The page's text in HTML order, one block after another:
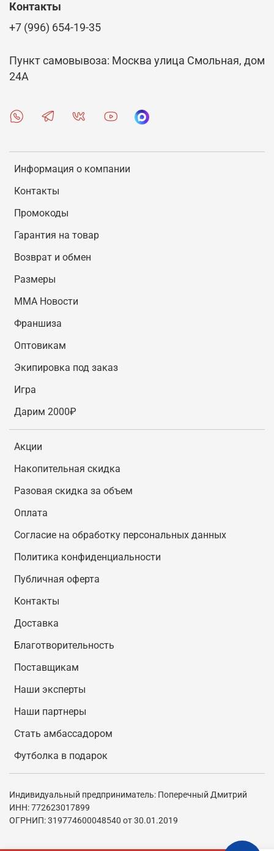
Информация о компании
Контакты
Промокоды
Гарантия на товар
Возврат и обмен
Размеры
MMA Новости
Франшиза
Оптовикам
Экипировка под заказ
Игра
Дарим 2000₽
Акции
Накопительная скидка
Разовая скидка за объем
Оплата
Согласие на обработку персональных данных
Политика конфиденциальности
Публичная оферта
Контакты
Доставка
Благотворительность
Поставщикам
Наши эксперты
Наши партнеры
Стать амбассадором
Футболка в подарок
Контакты
+7 (996) 654-19-35
Пункт самовывоза: Москва улица Смольная, дом
24А
Индивидуальный предприниматель: Поперечный Дмитрий
ИНН: 772623017899
ОГРНИП: 319774600048540 от 30.01.2019